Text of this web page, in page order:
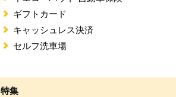
ギフトカード
キャッシュレス決済
セルフ洗車場
特集